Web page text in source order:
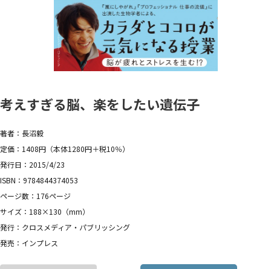
考えすぎる脳、楽をしたい遺伝子
著者：長沼毅
定価：1408円（本体1280円＋税10％）
発行日：2015/4/23
ISBN：9784844374053
ページ数：176ページ
サイズ：188×130（mm）
発行：クロスメディア・パブリッシング
発売：インプレス